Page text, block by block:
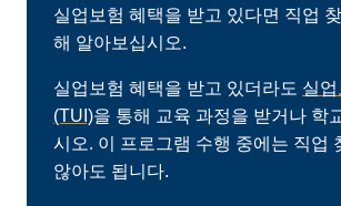
실업보험 혜택을 받고 있다면 직업
해 알아보십시오.
실업보험 혜택을 받고 있더라도 실
(TUI)을 통해 교육 과정을 받거나 학
시오. 이 프로그램 수행 중에는 ​직업
않아도 됩니다.